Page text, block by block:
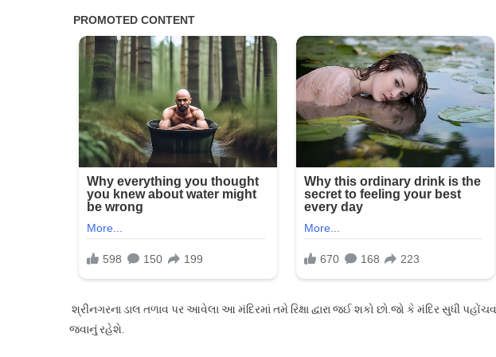
શ્રીનગરના ડાલ તળાવ પર આવેલા આ મંદિરમાં તમે રિક્ષા દ્વારા જઈ શકો છો.જો કે મંદિર સુધી પહોંચવા
જવાનું રહેશે.